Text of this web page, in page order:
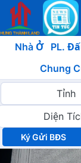
Nhà Ở PL.
Chung
Ký Gửi BĐS